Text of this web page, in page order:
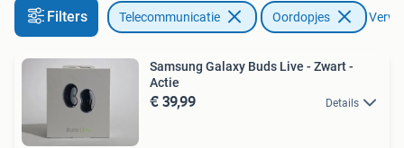
Filters Telecommunicatie Oordopjes
Samsung Galaxy Buds Live - Zwart -
Actie
€ 39,99 Details